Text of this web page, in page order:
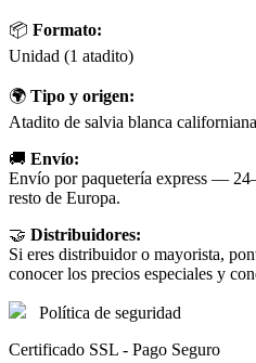
📦 Formato:
Unidad (1 atadito)
🌍 Tipo y origen:
Atadito de salvia blanca
🚚 Envío:
Envío por paquetería express —
resto de Europa.
🤝 Distribuidores:
Si eres distribuidor o mayorista,
conocer los precios especiales y
Política de seguridad
Certificado SSL - Pago Seguro